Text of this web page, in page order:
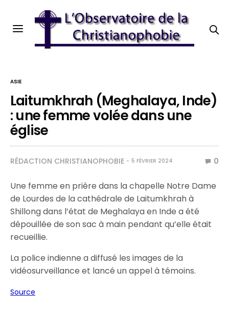
ASIE
Laitumkhrah (Meghalaya, Inde)
: une femme volée dans une
église
RÉDACTION CHRISTIANOPHOBIE 5 FÉVRIER 2024 0
Une femme en prière dans la chapelle Notre Dame
de Lourdes de la cathédrale de Laitumkhrah à
Shillong dans l’état de Meghalaya en Inde a été
dépouillée de son sac à main pendant qu’elle était
recueillie.
La police indienne a diffusé les images de la
vidéosurveillance et lancé un appel à témoins.
Source